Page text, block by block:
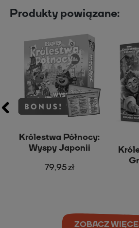
Produkty powiązane:
Królestwa Północy:
Wyspy Japonii
79,95 zł
ZOBACZ